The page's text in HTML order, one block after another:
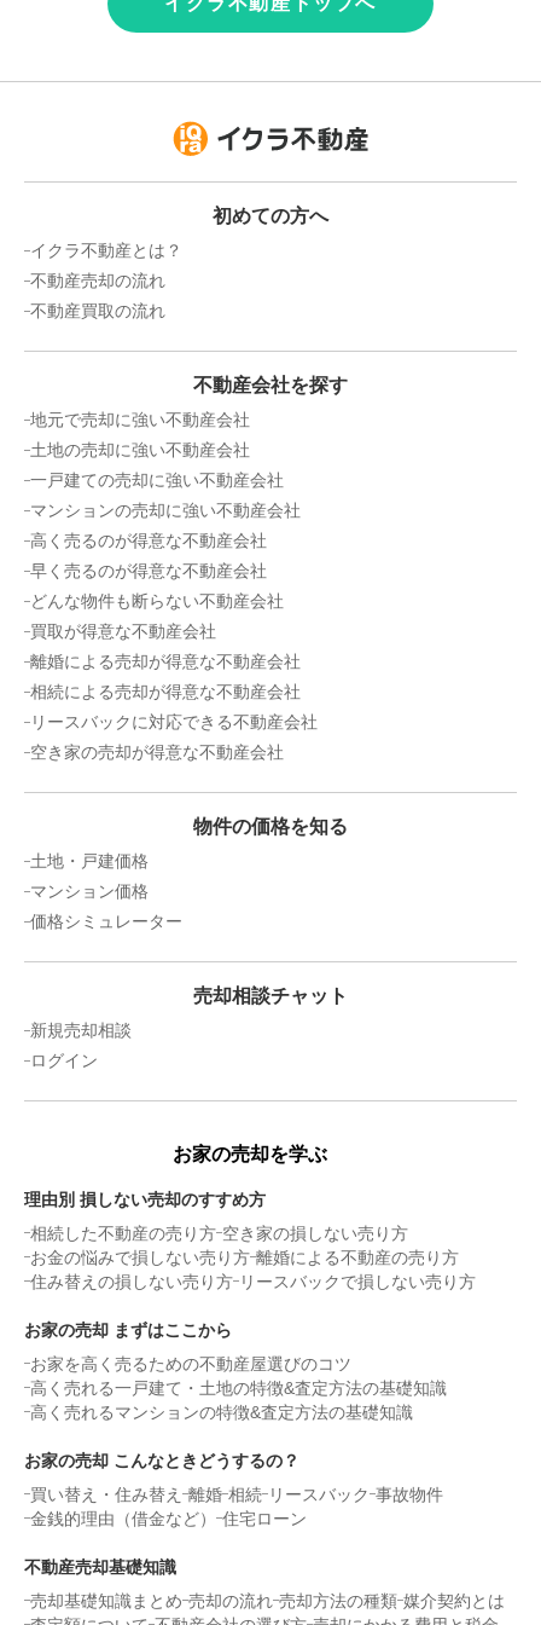
初めての方へ
イクラ不動産とは？
不動産売却の流れ
不動産買取の流れ
不動産会社を探す
地元で売却に強い不動産会社
土地の売却に強い不動産会社
一戸建ての売却に強い不動産会社
マンションの売却に強い不動産会社
高く売るのが得意な不動産会社
早く売るのが得意な不動産会社
どんな物件も断らない不動産会社
買取が得意な不動産会社
離婚による売却が得意な不動産会社
相続による売却が得意な不動産会社
リースバックに対応できる不動産会社
空き家の売却が得意な不動産会社
物件の価格を知る
土地・戸建価格
マンション価格
価格シミュレーター
売却相談チャット
新規売却相談
ログイン
お家の売却を学ぶ
理由別 損しない売却のすすめ方
相続した不動産の売り方 空き家の損しない売り方
お金の悩みで損しない売り方 離婚による不動産の売り方
住み替えの損しない売り方 リースバックで損しない売り方
お家の売却 まずはここから
お家を高く売るための不動産屋選びのコツ
高く売れる一戸建て・土地の特徴&査定方法の基礎知識
高く売れるマンションの特徴&査定方法の基礎知識
お家の売却 こんなときどうするの？
買い替え・住み替え
離婚 相続 リースバック 事故物件
金銭的理由（借金など）
住宅ローン
不動産売却基礎知識
売却基礎知識まとめ 売却の流れ 売却方法の種類 媒介契約とは